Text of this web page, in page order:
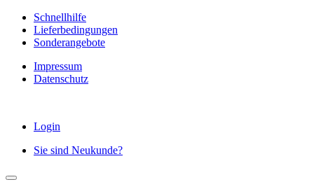
Schnellhilfe
Lieferbedingungen
Sonderangebote
Impressum
Datenschutz
Login
Sie sind Neukunde?